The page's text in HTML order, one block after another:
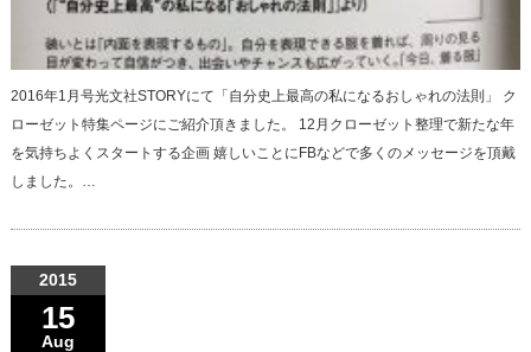
2016年1月号光文社STORYにて「自分史上最高の私になるおしゃれの法則」 ク
ローゼット特集ページにご紹介頂きました。 12月クローゼット整理で新たな年
を気持ちよくスタートする企画 嬉しいことにFBなどで多くのメッセージを頂戴
しました。…
2015
15
Aug